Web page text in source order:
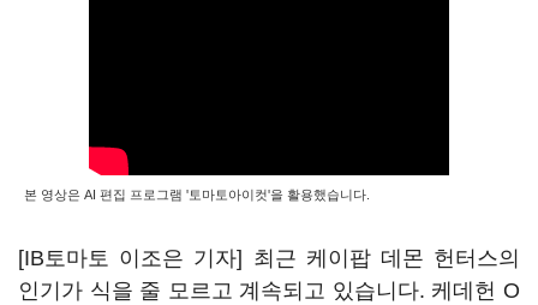
본 영상은 AI 편집 프로그램 '토마토아이컷'을 활용했습니다.
[IB토마토 이조은 기자] 최근 케이팝 데몬 헌터스의
인기가 식을 줄 모르고 계속되고 있습니다. 케데헌O